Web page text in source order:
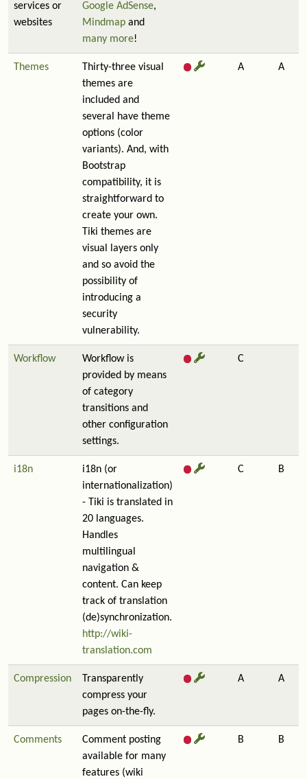
services or
websites
Google AdSense,
Mindmap and
many more!
Themes
Thirty-three visual
themes are
included and
several have theme
options (color
variants). And, with
Bootstrap
compatibility, it is
straightforward to
create your own.
Tiki themes are
visual layers only
and so avoid the
possibility of
introducing a
security
vulnerability.
A A
Workflow
Workflow is
provided by means
of category
transitions and
other configuration
settings.
C
i18n
i18n (or
internationalization)
- Tiki is translated in
20 languages.
Handles
multilingual
navigation &
content. Can keep
track of translation
(de)synchronization.
http://wiki-
translation.com
C B
Compression
Transparently
compress your
pages on-the-fly.
A A
Comments
Comment posting
available for many
features (wiki
B B